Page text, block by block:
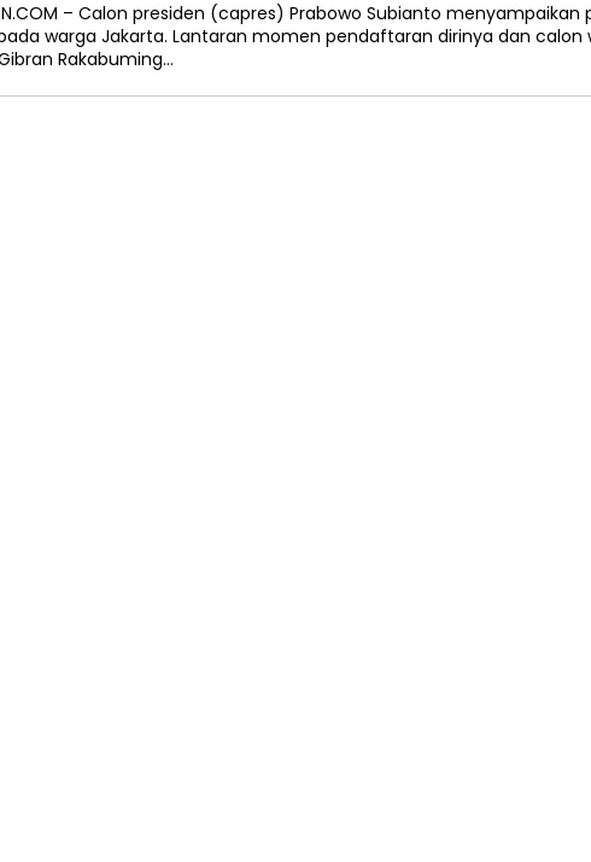
– Calon presiden (capres) Prabowo Subianto
warga Jakarta. Lantaran momen pendaftaran dirinya dan calon
Rakabuming…